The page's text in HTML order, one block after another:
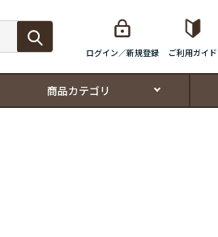
ログイン／新規登録 ご利用ガイド
商品カテゴリ